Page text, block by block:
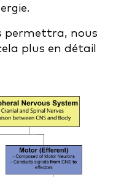
permettra, nous
plus en détail